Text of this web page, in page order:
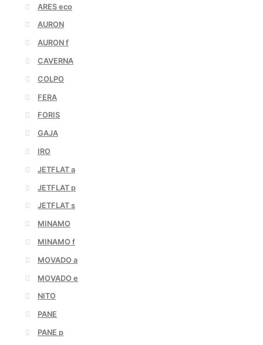
ARES eco
AURON
AURON f
CAVERNA
COLPO
FERA
FORIS
GAJA
IRO
JETFLAT a
JETFLAT p
JETFLAT s
MINAMO
MINAMO f
MOVADO a
MOVADO e
NITO
PANE
PANE p